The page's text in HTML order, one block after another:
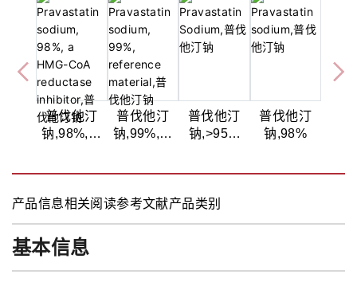
普伐他汀
钠,98%,一
普伐他汀
钠,99%,标
普伐他汀
钠,>95%
普伐他汀
钠,98%
产品信息相关阅读参考文献产品类别
基本信息